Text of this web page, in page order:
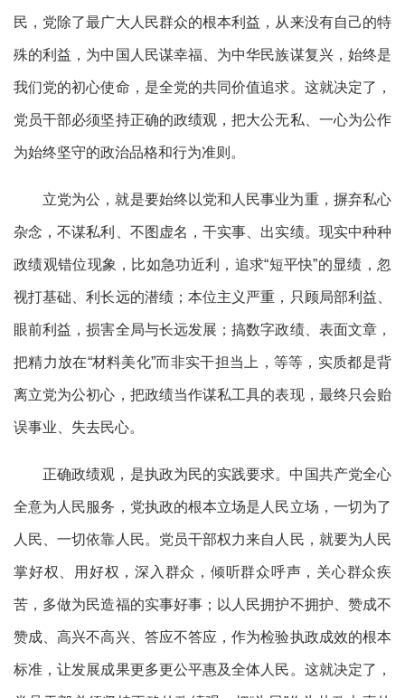
民，党除了最广大人民群众的根本利益，从来没有自己的特
殊的利益，为中国人民谋幸福、为中华民族谋复兴，始终是
我们党的初心使命，是全党的共同价值追求。这就决定了，
党员干部必须坚持正确的政绩观，把大公无私、一心为公作
为始终坚守的政治品格和行为准则。
立党为公，就是要始终以党和人民事业为重，摒弃私心
杂念，不谋私利、不图虚名，干实事、出实绩。现实中种种
政绩观错位现象，比如急功近利，追求“短平快”的显绩，忽
视打基础、利长远的潜绩；本位主义严重，只顾局部利益、
眼前利益，损害全局与长远发展；搞数字政绩、表面文章，
把精力放在“材料美化”而非实干担当上，等等，实质都是背
离立党为公初心，把政绩当作谋私工具的表现，最终只会贻
误事业、失去民心。
正确政绩观，是执政为民的实践要求。中国共产党全心
全意为人民服务，党执政的根本立场是人民立场，一切为了
人民、一切依靠人民。党员干部权力来自人民，就要为人民
掌好权、用好权，深入群众，倾听群众呼声，关心群众疾
苦，多做为民造福的实事好事；以人民拥护不拥护、赞成不
赞成、高兴不高兴、答应不答应，作为检验执政成效的根本
标准，让发展成果更多更公平惠及全体人民。这就决定了，